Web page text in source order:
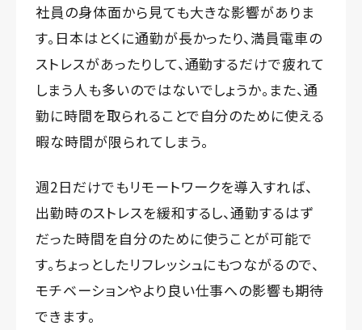
社員の身体面から見ても大きな影響がありま
す。日本はとくに通勤が長かったり、満員電車の
ストレスがあったりして、通勤するだけで疲れて
しまう人も多いのではないでしょうか。また、通
勤に時間を取られることで自分のために使える
暇な時間が限られてしまう。
週2日だけでもリモートワークを導入すれば、
出勤時のストレスを緩和するし、通勤するはず
だった時間を自分のために使うことが可能で
す。ちょっとしたリフレッシュにもつながるので、
モチベーションやより良い仕事への影響も期待
できます。